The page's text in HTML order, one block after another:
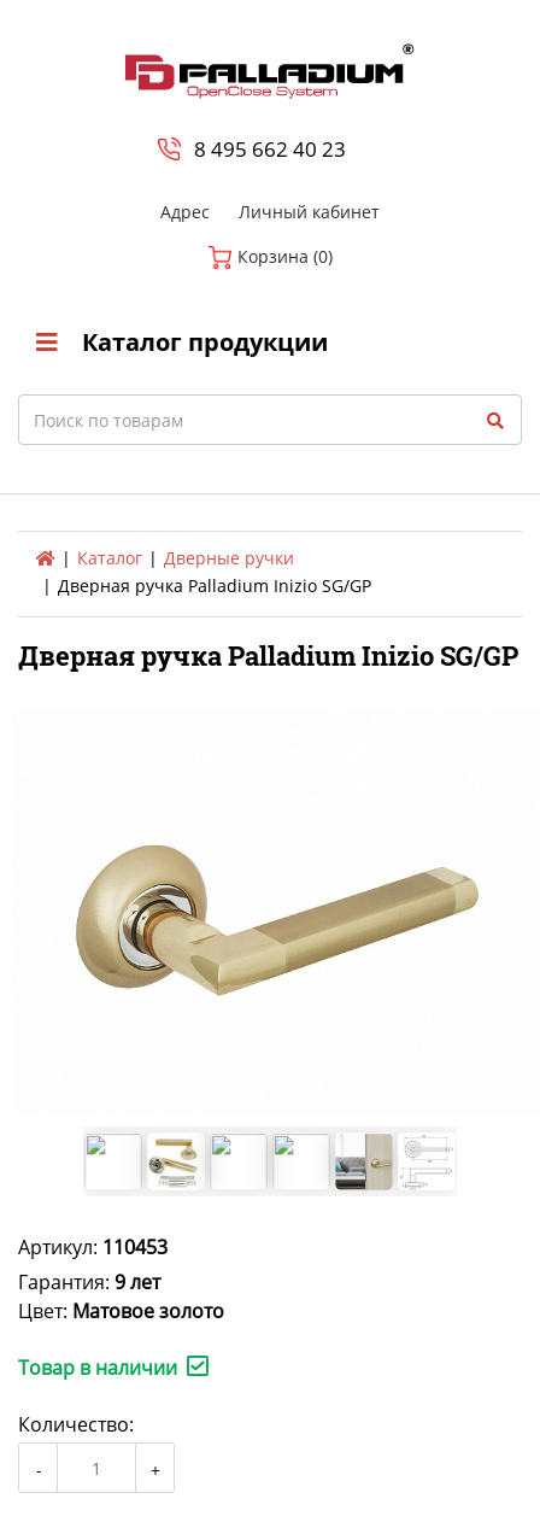
8 495 662 40 23
Адрес
Личный кабинет
Корзина (0)
Каталог продукции
Search
Каталог
Дверные ручки
Дверная ручка Palladium Inizio SG/GP
Дверная ручка Palladium Inizio SG/GP
Артикул: 110453
Гарантия: 9 лет
Цвет: Матовое золото
Товар в наличии
Количество: